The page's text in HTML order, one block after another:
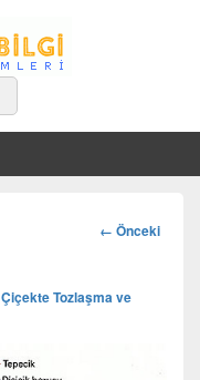
Görsel
← Önceki
Çiçekte Tozlaşma ve